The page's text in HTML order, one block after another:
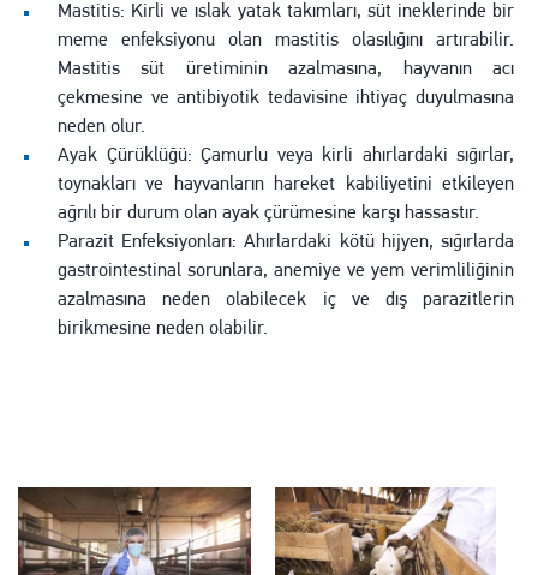
Mastitis: Kirli ve ıslak yatak takımları, süt ineklerinde bir
meme enfeksiyonu olan mastitis olasılığını artırabilir.
Mastitis süt üretiminin azalmasına, hayvanın acı
çekmesine ve antibiyotik tedavisine ihtiyaç duyulmasına
neden olur.
Ayak Çürüklüğü: Çamurlu veya kirli ahırlardaki sığırlar,
toynakları ve hayvanların hareket kabiliyetini etkileyen
ağrılı bir durum olan ayak çürümesine karşı hassastır.
Parazit Enfeksiyonları: Ahırlardaki kötü hijyen, sığırlarda
gastrointestinal sorunlara, anemiye ve yem verimliliğinin
azalmasına neden olabilecek iç ve dış parazitlerin
birikmesine neden olabilir.